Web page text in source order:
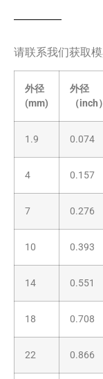
请联系我们获取
外径
(mm)
外径
（inch）
1.9 0.074
4 0.157
7 0.276
10 0.393
14 0.551
18 0.708
22 0.866